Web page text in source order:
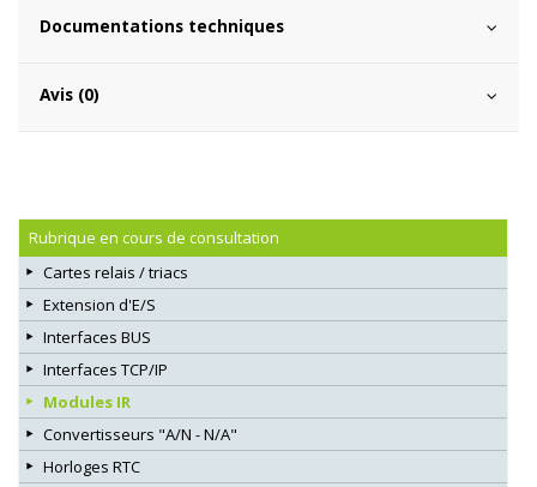
Documentations techniques
Avis (0)
Rubrique en cours de consultation
Cartes relais / triacs
Extension d'E/S
Interfaces BUS
Interfaces TCP/IP
Modules IR
Convertisseurs "A/N - N/A"
Horloges RTC